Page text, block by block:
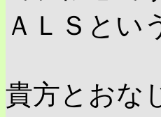
ＡＬＳとい
貴方とおな